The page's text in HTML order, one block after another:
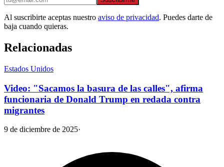
Al suscribirte aceptas nuestro aviso de privacidad. Puedes darte de
baja cuando quieras.
Relacionadas
Estados Unidos
Video: "Sacamos la basura de las calles", afirma
funcionaria de Donald Trump en redada contra
migrantes
9 de diciembre de 2025·